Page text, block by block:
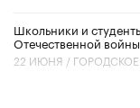
Школьники и
Отечественной войны
22 ИЮНЯ /